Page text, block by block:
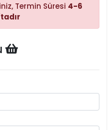
Termin Süresi 4-6